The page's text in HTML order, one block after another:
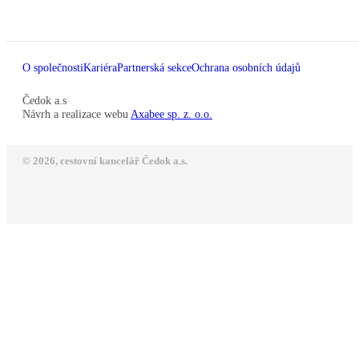
O společnostiKariéraPartnerská sekceOchrana osobních údajů
Čedok a.s
Návrh a realizace webu Axabee sp. z. o.o.
© 2026, cestovní kancelář Čedok a.s.